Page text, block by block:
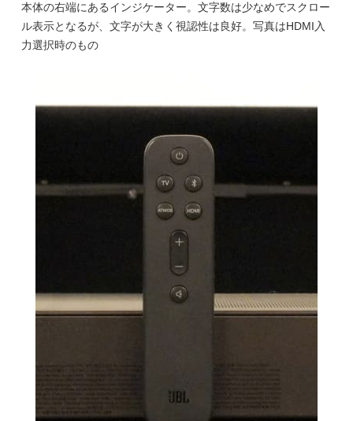
本体の右端にあるインジケーター。文字数は少なめでスクロー
ル表示となるが、文字が大きく視認性は良好。写真はHDMI入
力選択時のもの